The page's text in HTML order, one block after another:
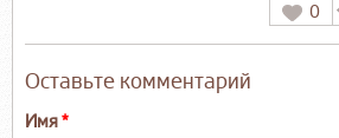
0
Оставьте комментарий
Имя